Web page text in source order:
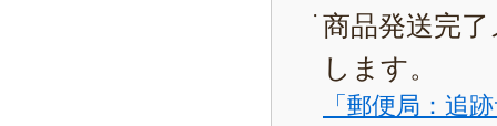
商品発送完
します。
「郵便局：追